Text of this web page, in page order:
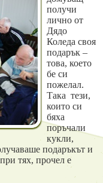
получи
лично от
Дядо
Коледа своя
подарък –
това, което
бе си
пожелал.
Така тези,
които си
бяха
поръчали
кукли,
подаръкът и
тях, прочел е